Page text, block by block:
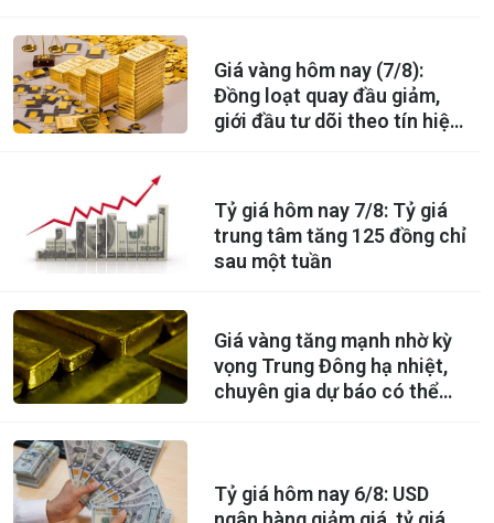
Giá vàng hôm nay (7/8):
Đồng loạt quay đầu giảm,
giới đầu tư dõi theo tín hiệu
Tỷ giá hôm nay 7/8: Tỷ giá
trung tâm tăng 125 đồng chỉ
sau một tuần
Giá vàng tăng mạnh nhờ kỳ
vọng Trung Đông hạ nhiệt,
chuyên gia dự báo có thể
Tỷ giá hôm nay 6/8: USD